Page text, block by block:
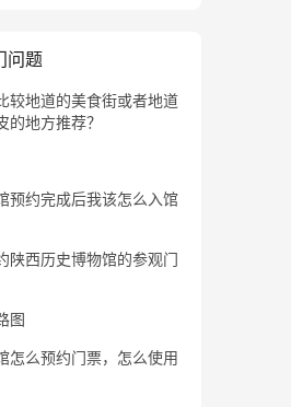
问题
较地道的美食街或者地道
的地方推荐？
预约完成后我该怎么入馆
陕西历史博物馆的参观门
图
怎么预约门票，怎么使用